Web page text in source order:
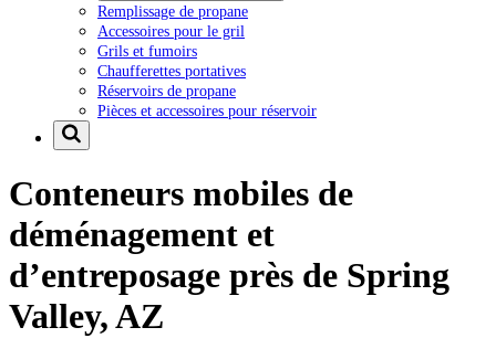
Remplissage de propane
Accessoires pour le gril
Grils et fumoirs
Chaufferettes portatives
Réservoirs de propane
Pièces et accessoires pour réservoir
Conteneurs mobiles de
déménagement et
d’entreposage près de Spring
Valley, AZ